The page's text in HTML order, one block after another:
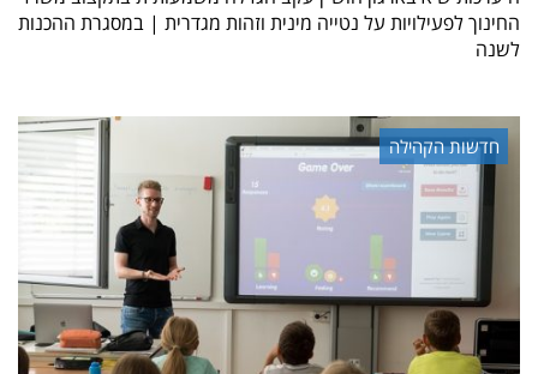
החינוך לפעילויות על נטייה מינית וזהות מגדרית | במסגרת ההכנות
לשנה
חדשות הקהילה